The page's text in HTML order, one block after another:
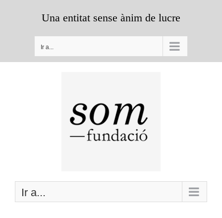
contenido
Una entitat sense ànim de lucre
Ir a...
Ir a...